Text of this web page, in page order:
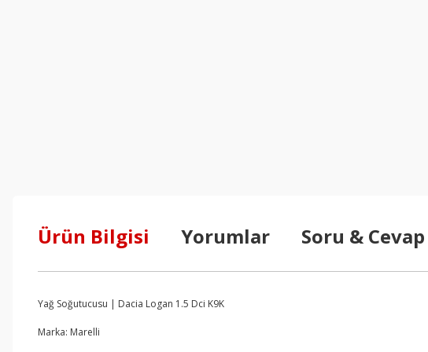
Ürün Bilgisi Yorumlar Soru & Cevap
Yağ Soğutucusu | Dacia Logan 1.5 Dci K9K
Marka: Marelli